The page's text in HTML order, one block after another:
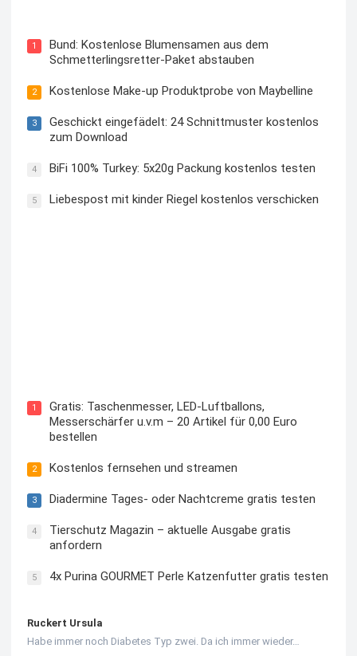
1
Bund: Kostenlose Blumensamen aus dem
Schmetterlingsretter-Paket abstauben
2 Kostenlose Make-up Produktprobe von Maybelline
3
Geschickt eingefädelt: 24 Schnittmuster kostenlos
zum Download
4 BiFi 100% Turkey: 5x20g Packung kostenlos testen
5 Liebespost mit kinder Riegel kostenlos verschicken
1
Gratis: Taschenmesser, LED-Luftballons,
Messerschärfer u.v.m – 20 Artikel für 0,00 Euro
bestellen
2 Kostenlos fernsehen und streamen
3 Diadermine Tages- oder Nachtcreme gratis testen
4
Tierschutz Magazin – aktuelle Ausgabe gratis
anfordern
5 4x Purina GOURMET Perle Katzenfutter gratis testen
Ruckert Ursula
Habe immer noch Diabetes Typ zwei. Da ich immer wieder…